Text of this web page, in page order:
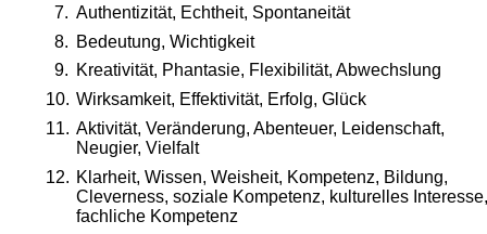
7. Authentizität, Echtheit, Spontaneität
8. Bedeutung, Wichtigkeit
9. Kreativität, Phantasie, Flexibilität, Abwechslung
10. Wirksamkeit, Effektivität, Erfolg, Glück
11. Aktivität, Veränderung, Abenteuer, Leidenschaft,
Neugier, Vielfalt
12. Klarheit, Wissen, Weisheit, Kompetenz, Bildung,
Cleverness, soziale Kompetenz, kulturelles
fachliche Kompetenz